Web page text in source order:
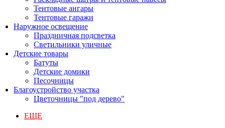
Тентовые ангары
Тентовые гаражи
Наружное освещение
Праздничная подсветка
Светильники уличные
Детские товары
Батуты
Детские домики
Песочницы
Благоустройство участка
Цветочницы "под дерево"
ЕЩЕ